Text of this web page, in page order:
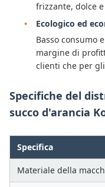
frizzante, dolce
Ecologico ed
Basso consumo
margine di
clienti che per
Specifiche del
succo d'arancia
Specifica
Materiale della